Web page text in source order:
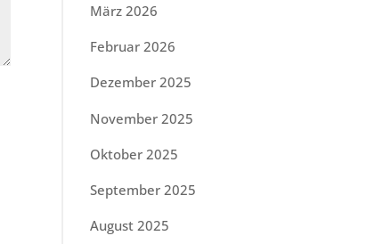
März 2026
Februar 2026
Dezember 2025
November 2025
Oktober 2025
September 2025
August 2025